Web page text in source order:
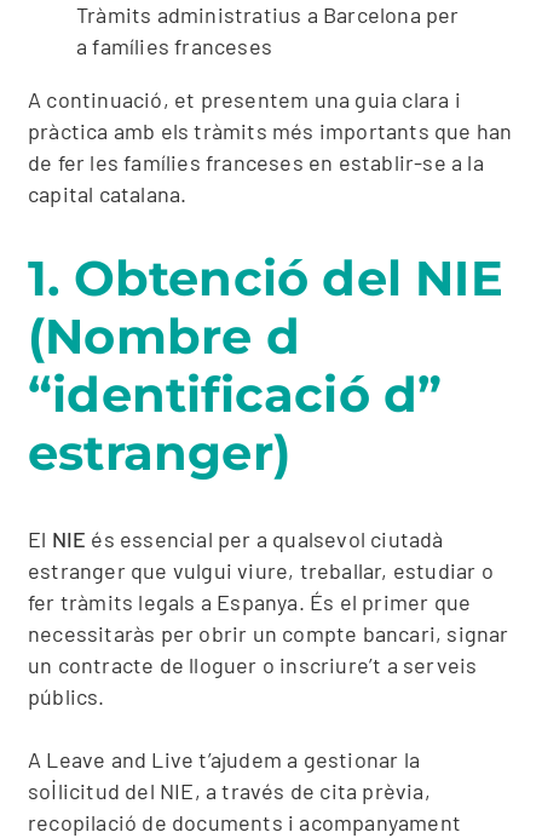
Tràmits administratius a Barcelona per
a famílies franceses
A continuació, et presentem una guia clara i
pràctica amb els tràmits més importants que han
de fer les famílies franceses en establir-se a la
capital catalana.
1. Obtenció del NIE
(Nombre d
“identificació d”
estranger)
El NIE és essencial per a qualsevol ciutadà
estranger que vulgui viure, treballar, estudiar o
fer tràmits legals a Espanya. És el primer que
necessitaràs per obrir un compte bancari, signar
un contracte de lloguer o inscriure’t a serveis
públics.
A Leave and Live t’ajudem a gestionar la
sol·licitud del NIE, a través de cita prèvia,
recopilació de documents i acompanyament